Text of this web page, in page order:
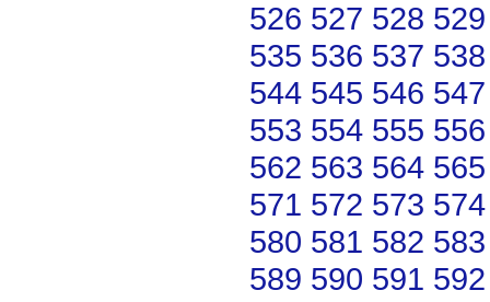
526 527 528 529
535 536 537 538
544 545 546 547
553 554 555 556
562 563 564 565
571 572 573 574
580 581 582 583
589 590 591 592